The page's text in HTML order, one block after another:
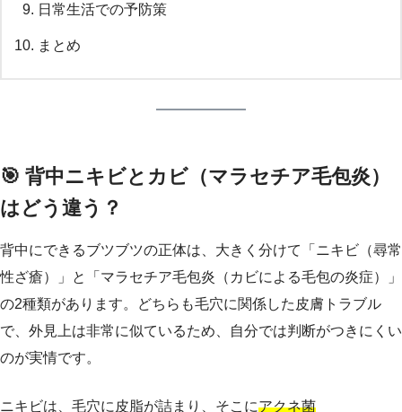
日常生活での予防策
まとめ
🎯 背中ニキビとカビ（マラセチア毛包炎）
はどう違う？
背中にできるブツブツの正体は、大きく分けて「ニキビ（尋常
性ざ瘡）」と「マラセチア毛包炎（カビによる毛包の炎症）」
の2種類があります。どちらも毛穴に関係した皮膚トラブル
で、外見上は非常に似ているため、自分では判断がつきにくい
のが実情です。
ニキビは、毛穴に皮脂が詰まり、そこにアクネ菌